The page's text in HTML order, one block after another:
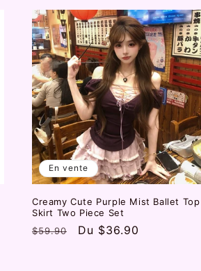
En vente
Creamy Cute Purple Mist Ballet Top
Skirt Two Piece Set
Prix
$59.90
Prix
Du $36.90